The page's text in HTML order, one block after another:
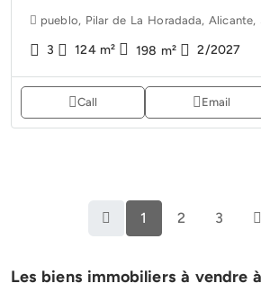
pueblo, Pilar de La Horadada, Alicante,
3 124 m² 198 m² 2/2027
Call Email
1 2 3
Les biens immobiliers à vendre